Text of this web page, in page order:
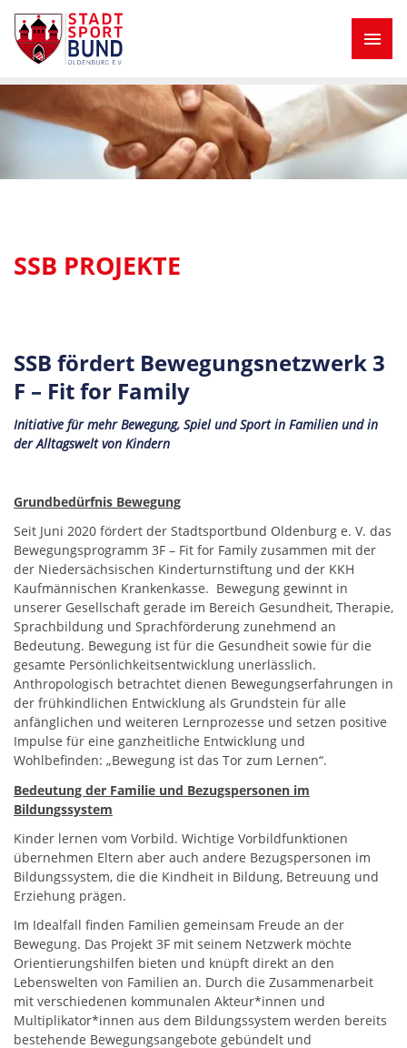
SSB PROJEKTE
SSB fördert Bewegungsnetzwerk 3
F – Fit for Family
Initiative für mehr Bewegung, Spiel und Sport in Familien und in
der Alltagswelt von Kindern
Grundbedürfnis Bewegung
Seit Juni 2020 fördert der Stadtsportbund Oldenburg e. V. das
Bewegungsprogramm 3F – Fit for Family zusammen mit der
der Niedersächsischen Kinderturnstiftung und der KKH
Kaufmännischen Krankenkasse. Bewegung gewinnt in
unserer Gesellschaft gerade im Bereich Gesundheit, Therapie,
Sprachbildung und Sprachförderung zunehmend an
Bedeutung. Bewegung ist für die Gesundheit sowie für die
gesamte Persönlichkeitsentwicklung unerlässlich.
Anthropologisch betrachtet dienen Bewegungserfahrungen in
der frühkindlichen Entwicklung als Grundstein für alle
anfänglichen und weiteren Lernprozesse und setzen positive
Impulse für eine ganzheitliche Entwicklung und
Wohlbefinden: „Bewegung ist das Tor zum Lernen“.
Bedeutung der Familie und Bezugspersonen im
Bildungssystem
Kinder lernen vom Vorbild. Wichtige Vorbildfunktionen
übernehmen Eltern aber auch andere Bezugspersonen im
Bildungssystem, die die Kindheit in Bildung, Betreuung und
Erziehung prägen.
Im Idealfall finden Familien gemeinsam Freude an der
Bewegung. Das Projekt 3F mit seinem Netzwerk möchte
Orientierungshilfen bieten und knüpft direkt an den
Lebenswelten von Familien an. Durch die Zusammenarbeit
mit verschiedenen kommunalen Akteur*innen und
Multiplikator*innen aus dem Bildungssystem werden bereits
bestehende Bewegungsangebote gebündelt und